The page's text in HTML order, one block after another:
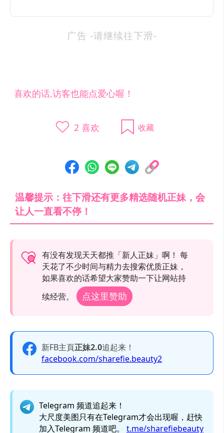
广告 -请继续往下滑-
喜欢的话,访客也能点爱心喔！
2喜欢 收藏
温馨提示：往下滑还有更多精选随机正妹，会
让人一直看不停！
有没有发现天天都推「新人正妹」啊！ 每
天花了不少时间与精力去搜索优质正妹，
如果喜欢的话希望大家赞助一下让网站持
续经营。
点这里赞助
新FB主頁正妹2.0追起来！
facebook.com/sharefie.beauty2
Telegram 频道追起来！
大尺度美图只有在Telegram才会出现喔，赶快
加入Telegram 频道吧。 t.me/sharefiebeauty